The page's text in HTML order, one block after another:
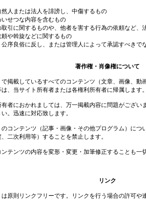
然人または法人を誹謗し、中傷するもの
いせつな内容を含むもの
引に関するものや、他者を害する行為の依頼など、
頼や斡旋などに関するもの
公序良俗に反し、または管理人によって承認すべきで
著作権・肖像権について
で掲載しているすべてのコンテンツ（文章、画像、動
、当サイト所有者または各権利所有者に帰属します。
有者におかれましては、万一掲載内容に問題がござい
。迅速に対応致します。
のコンテンツ（記事・画像・その他プログラム）につ
二次利用等）することを禁止します。
ンテンツの内容を変形・変更・加筆修正することも一
リンク
は原則リンクフリーです。リンクを行う場合の許可や